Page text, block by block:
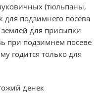
(тюльпаны,
для подзимнего посева
землей для присыпки
при подзимнем посеве
годится только для
денек